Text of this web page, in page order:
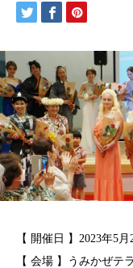
【 開催日 】2023年5
【 会場 】
うみかぜテ